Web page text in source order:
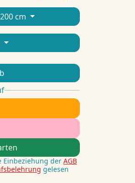
cm
Einbeziehung der AGB
gelesen